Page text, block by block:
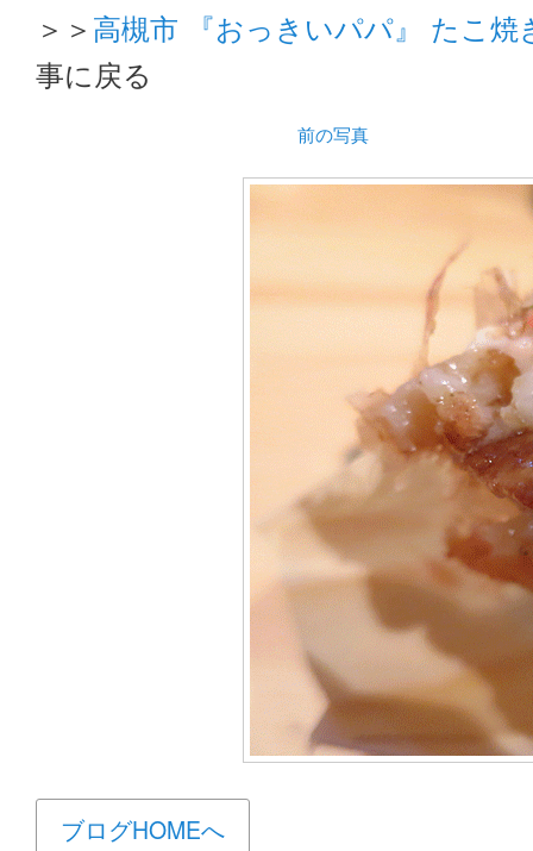
＞＞ 高槻市 『おっきいパパ』 たこ
事に戻る
前の写真
ブログHOMEへ